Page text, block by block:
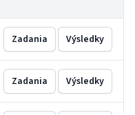
Zadania Výsledky
Zadania Výsledky